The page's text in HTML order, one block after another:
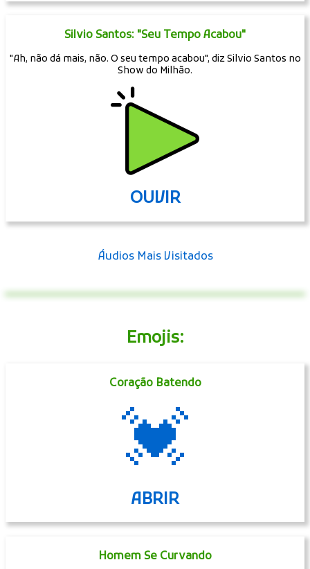
Silvio Santos: "Seu Tempo Acabou"
"Ah, não dá mais, não. O seu tempo acabou", diz Silvio Santos no
Show do Milhão.
OUVIR
Áudios Mais Visitados
Emojis:
Coração Batendo
💓
ABRIR
Homem Se Curvando